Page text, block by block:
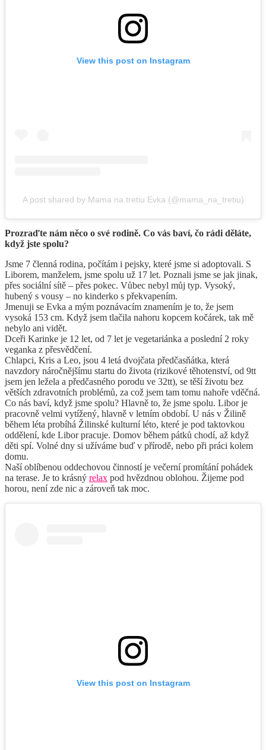
View this post on Instagram
A post shared by Mama na tretiu Evka (@mama_na_tretiu)
Prozraďte nám něco o své rodině. Co vás baví, čo rádi děláte,
když jste spolu?
Jsme 7 členná rodina, počítám i pejsky, které jsme si adoptovali. S
Liborem, manželem, jsme spolu už 17 let. Poznali jsme se jak jinak,
přes sociální sítě – přes pokec. Vůbec nebyl můj typ. Vysoký,
hubený s vousy – no kinderko s překvapením.
Jmenuji se Evka a mým poznávacím znamením je to, že jsem
vysoká 153 cm. Když jsem tlačila nahoru kopcem kočárek, tak mě
nebylo ani vidět.
Dceři Karinke je 12 let, od 7 let je vegetariánka a poslední 2 roky
veganka z přesvědčení.
Chlapci, Kris a Leo, jsou 4 letá dvojčata předčasňátka, která
navzdory náročnějšímu startu do života (rizikové těhotenství, od 9tt
jsem jen ležela a předčasného porodu ve 32tt), se těší životu bez
větších zdravotních problémů, za což jsem tam tomu nahoře vděčná.
Co nás baví, když jsme spolu? Hlavně to, že jsme spolu. Libor je
pracovně velmi vytížený, hlavně v letním období. U nás v Žilině
během léta probíhá Žilinské kulturní léto, které je pod taktovkou
oddělení, kde Libor pracuje. Domov během pátků chodí, až když
děti spí. Volné dny si užíváme buď v přírodě, nebo při práci kolem
domu.
Naší oblíbenou oddechovou činností je večerní promítání pohádek
na terase. Je to krásný relax pod hvězdnou oblohou. Žijeme pod
horou, není zde nic a zároveň tak moc.
View this post on Instagram